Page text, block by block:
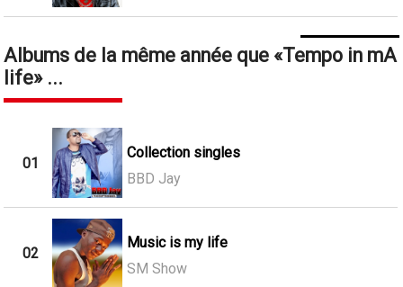
Albums de la même année que
Tempo in mA
life ...
01
Collection singles
BBD Jay
02
Music is my life
SM Show